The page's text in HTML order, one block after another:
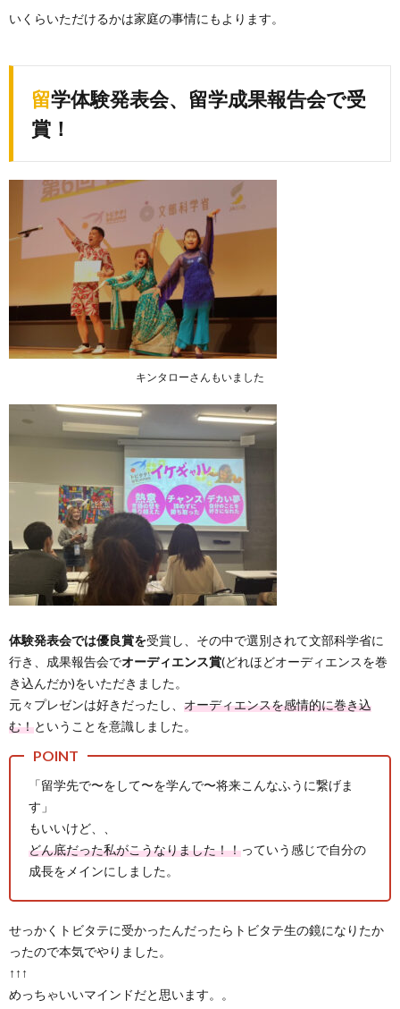
いくらいただけるかは家庭の事情にもよります。
留学体験発表会、留学成果報告会で受
賞！
キンタローさんもいました
体験発表会では優良賞を受賞し、その中で選別されて文部科学省に
行き、成果報告会でオーディエンス賞(どれほどオーディエンスを巻
き込んだか)をいただきました。
元々プレゼンは好きだったし、 オーディエンスを感情的に巻き込
む！ということを意識しました。
「留学先で〜をして〜を学んで〜将来こんなふうに繋げま
す」
もいいけど、、
どん底だった私がこうなりました！！っていう感じで自分の
成長をメインにしました。
せっかくトビタテに受かったんだったらトビタテ生の鏡になりたか
ったので本気でやりました。
↑↑↑
めっちゃいいマインドだと思います。。